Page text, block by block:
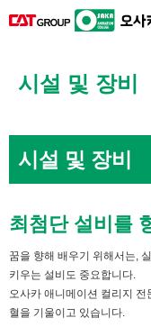
시설 및 장비
시설 및 장비
최첨단 설비를
꿈을 향해 배우기 위해서는,
키우는 설비도 중요합니다.
오사카 애니메이션 컬리지
혈을 기울이고 있습니다.